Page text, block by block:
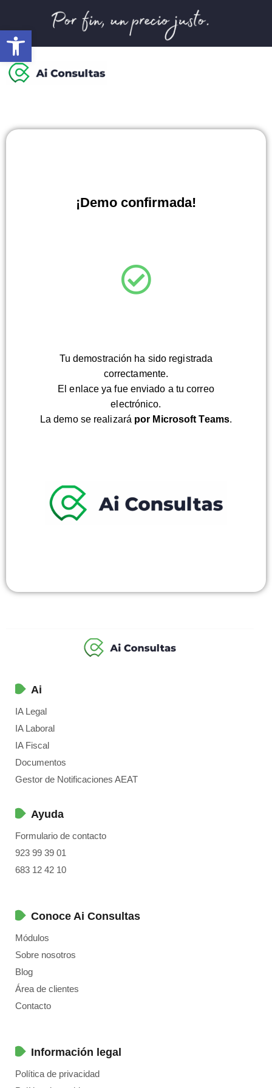
¡Demo confirmada!
Tu demostración ha sido registrada
correctamente.
El enlace ya fue enviado a tu correo
electrónico.
La demo se realizará por Microsoft Teams.
Ai
IA Legal
IA Laboral
IA Fiscal
Documentos
Gestor de Notificaciones AEAT
Ayuda
Formulario de contacto
923 99 39 01
683 12 42 10
Conoce Ai Consultas
Módulos
Sobre nosotros
Blog
Área de clientes
Contacto
Información legal
Política de privacidad
Abrir barra de herramientas